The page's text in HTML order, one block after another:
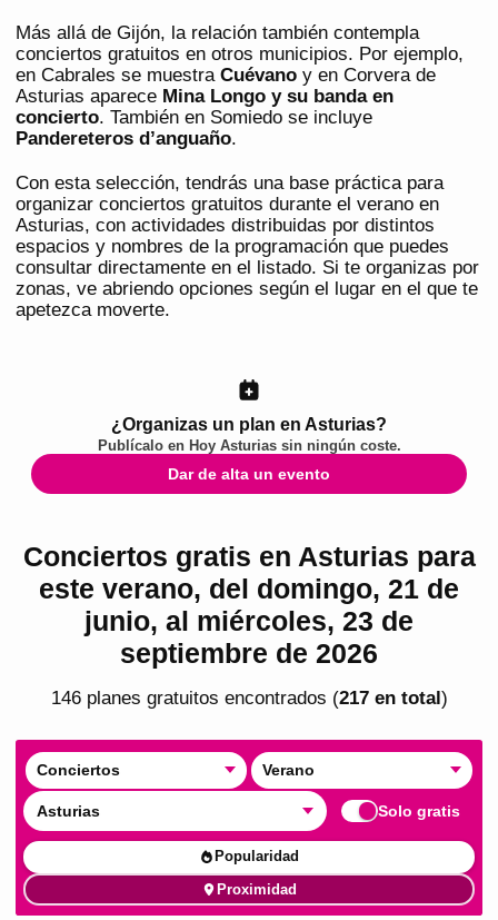
Más allá de Gijón, la relación también contempla
conciertos gratuitos en otros municipios. Por ejemplo,
en Cabrales se muestra Cuévano y en Corvera de
Asturias aparece Mina Longo y su banda en
concierto. También en Somiedo se incluye
Pandereteros d’anguaño.
Con esta selección, tendrás una base práctica para
organizar conciertos gratuitos durante el verano en
Asturias, con actividades distribuidas por distintos
espacios y nombres de la programación que puedes
consultar directamente en el listado. Si te organizas por
zonas, ve abriendo opciones según el lugar en el que te
apetezca moverte.
¿Organizas un plan en Asturias?
Publícalo en Hoy Asturiassin ningún coste.
Dar de alta un evento
Conciertos gratis en Asturias para
este verano, del domingo, 21 de
junio, al miércoles, 23 de
septiembre de 2026
146planes gratuitos encontrados (217en total )
Conciertos Verano
Asturias Solo gratis
Popularidad
Proximidad